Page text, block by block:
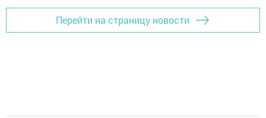
Перейти на страницу новости